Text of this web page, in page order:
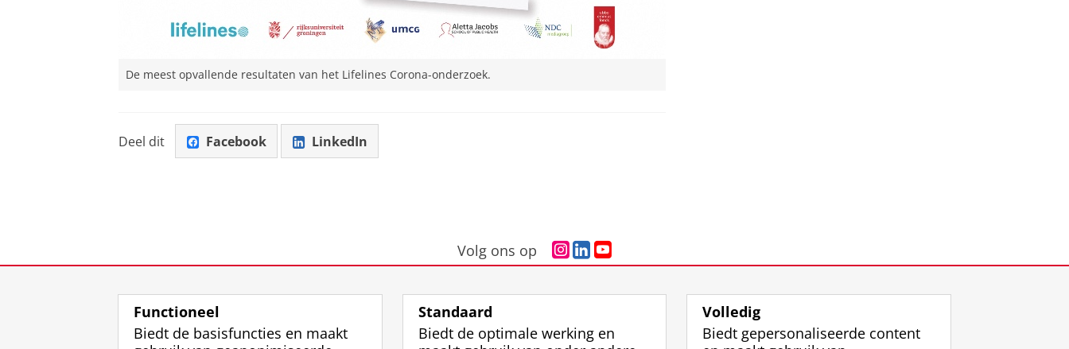
De meest opvallende resultaten van het Lifelines Corona-onderzoek.
Deel dit Facebook LinkedIn
Volg ons op
I
n
g
L
i
d
Y
o
b
Functioneel
Biedt de basisfuncties en maakt
Standaard
Biedt de optimale werking en
Volledig
Biedt gepersonaliseerde content